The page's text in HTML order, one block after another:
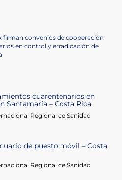
firman convenios de cooperación
en control y erradicación de
cuarentenarios en
Santamaría – Costa Rica
Regional de Sanidad
de puesto móvil – Costa
Regional de Sanidad